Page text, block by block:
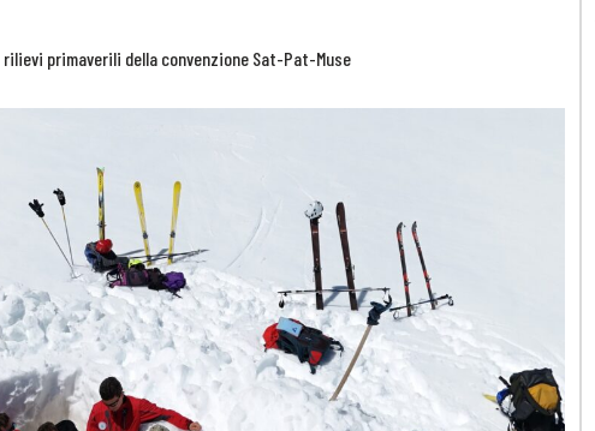
primaverili della convenzione Sat-Pat-Muse